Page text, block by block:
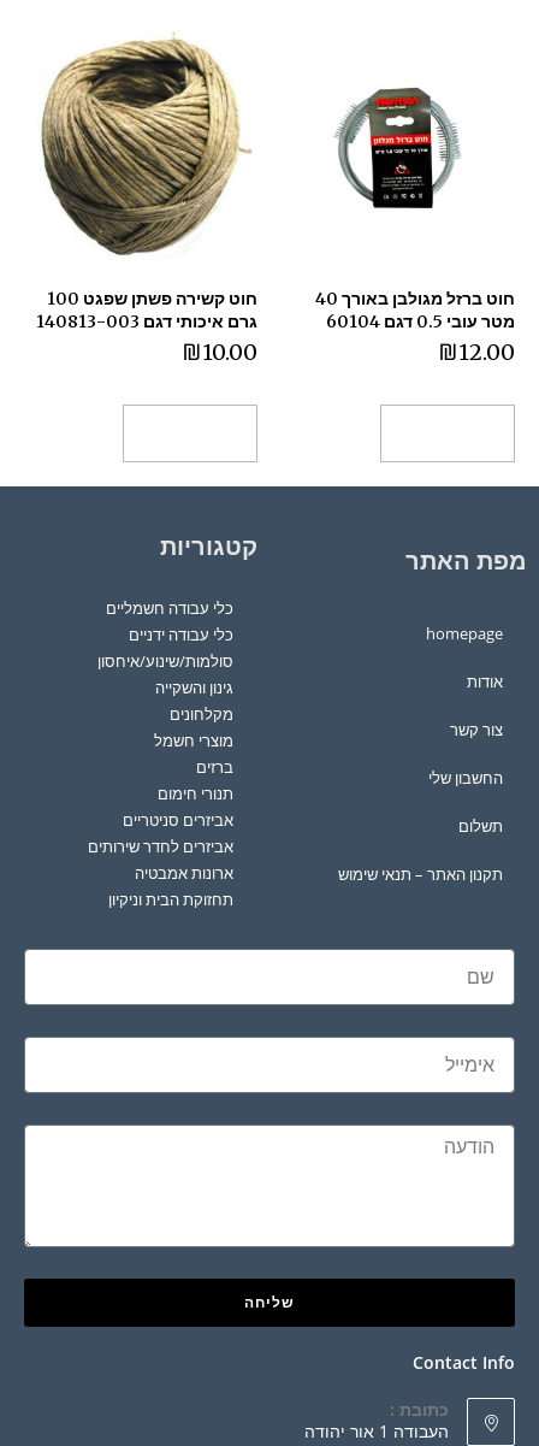
חוט ברזל מגולבן באורך 40
מטר עובי 0.5 דגם 60104
₪12.00
חוט קשירה פשתן שפגט 100
גרם איכותי דגם 140813-003
₪10.00
מפת האתר
homepage
אודות
צור קשר
החשבון שלי
תשלום
תקנון האתר – תנאי שימוש
קטגוריות
כלי עבודה חשמליים
כלי עבודה ידניים
סולמות/שינוע/איחסון
גינון והשקייה
מקלחונים
מוצרי חשמל
ברזים
תנורי חימום
אביזרים סניטריים
אביזרים לחדר שירותים
ארונות אמבטיה
תחזוקת הבית וניקיון
שליחה
Contact Info
כתובת :
העבודה 1 אור יהודה